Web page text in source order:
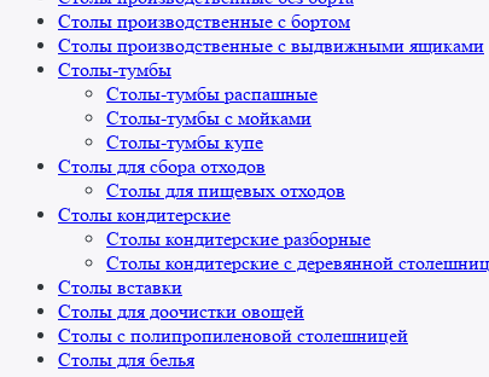
Столы производственные с бортом
Столы производственные с выдвижными ящиками
Столы-тумбы
Столы-тумбы распашные
Столы-тумбы с мойками
Столы-тумбы купе
Столы для сбора отходов
Столы для пищевых отходов
Столы кондитерские
Столы кондитерские разборные
Столы кондитерские с деревянной
Столы вставки
Столы для доочистки овощей
Столы с полипропиленовой столешницей
Столы для белья